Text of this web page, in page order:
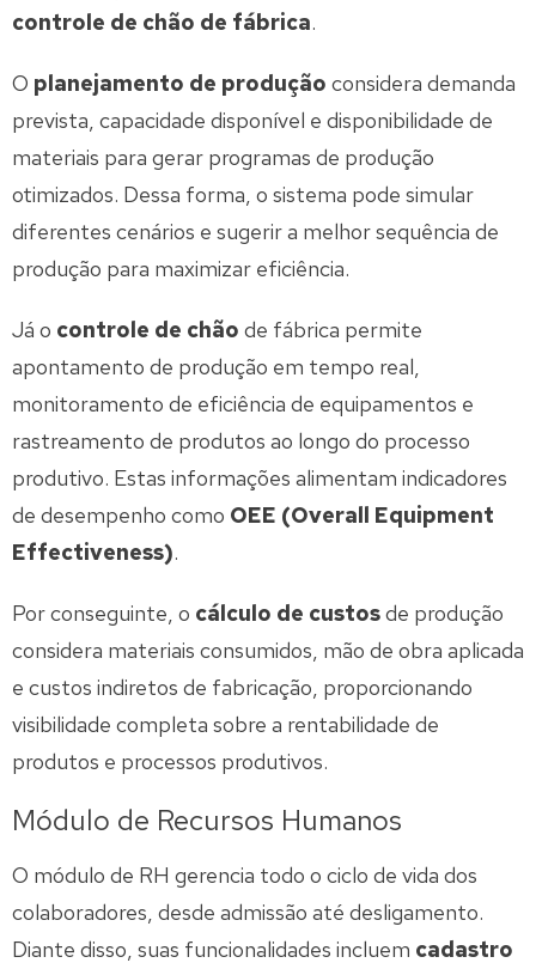
controle de chão de fábrica.
O planejamento de produção considera demanda
prevista, capacidade disponível e disponibilidade de
materiais para gerar programas de produção
otimizados. Dessa forma, o sistema pode simular
diferentes cenários e sugerir a melhor sequência de
produção para maximizar eficiência.
Já o controle de chão de fábrica permite
apontamento de produção em tempo real,
monitoramento de eficiência de equipamentos e
rastreamento de produtos ao longo do processo
produtivo. Estas informações alimentam indicadores
de desempenho como OEE (Overall Equipment
Effectiveness).
Por conseguinte, o cálculo de custosde produção
considera materiais consumidos, mão de obra aplicada
e custos indiretos de fabricação, proporcionando
visibilidade completa sobre a rentabilidade de
produtos e processos produtivos.
Módulo de Recursos Humanos
O módulo de RH gerencia todo o ciclo de vida dos
colaboradores, desde admissão até desligamento.
Diante disso, suas funcionalidades incluem cadastro